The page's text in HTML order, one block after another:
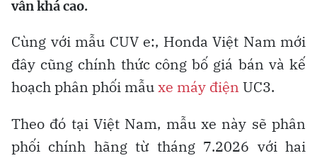
vẫn khá cao.
Cùng với mẫu CUV e:, Honda Việt Nam mới
đây cũng chính thức công bố giá bán và kế
hoạch phân phối mẫuxe máy điện UC3.
Theo đó tại Việt Nam, mẫu xe này sẽ phân
phối chính hãng từ tháng 7.2026 với hai